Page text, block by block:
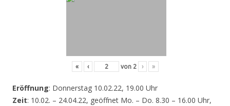
« ‹ von 2 › »
Eröffnung: Donnerstag 10.02.22, 19.00 Uhr
Zeit: 10.02. – 24.04.22, geöffnet Mo. – Do. 8.30 – 16.00 Uhr,